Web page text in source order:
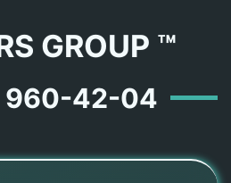
GROUP ™
960-42-04